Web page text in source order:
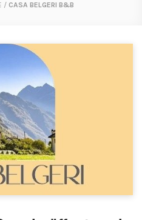
/ CASA BELGERI B&B